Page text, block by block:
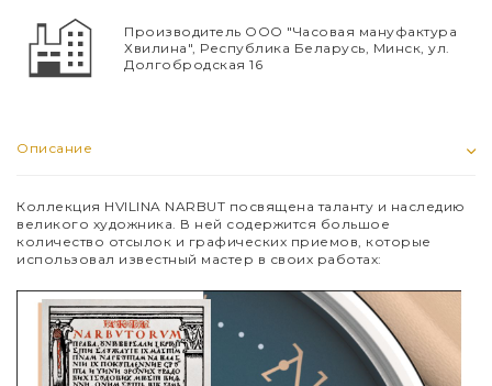
Производитель ООО "Часовая мануфактура
Хвилина", Республика Беларусь, Минск, ул.
Долгобродская 16
Описание
Коллекция HVILINA NARBUT посвящена таланту и наследию
великого художника. В ней содержится большое
количество отсылок и графических приемов, которые
использовал известный мастер в своих работах: